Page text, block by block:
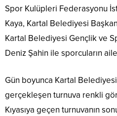
Spor Kulüpleri Federasyonu
Kaya, Kartal Belediyesi
Kartal Belediyesi Gençlik ve
Deniz Şahin ile sporcuların
Gün boyunca Kartal
gerçekleşen turnuva renkli
Kıyasıya geçen turnuvanın